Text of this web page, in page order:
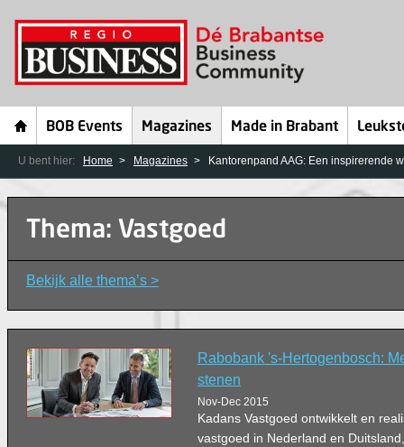
BOB Events Magazines Made in Brabant
U bent hier: Home Magazines Kantorenpand AAG: Een inspirerende
Thema: Vastgoed
Bekijk alle thema’s >
Rabobank 's-Hertogenbosch:
stenen
Nov-Dec 2015
Kadans Vastgoed ontwikkelt en
vastgoed in Nederland en